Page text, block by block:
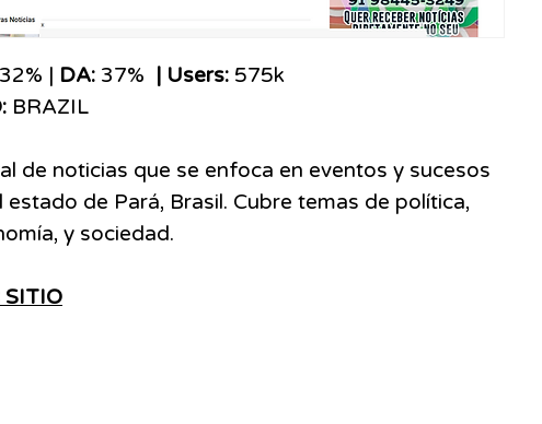
32% | DA: 37% | Users: 575k
BRAZIL
de noticias que se enfoca en eventos y sucesos
estado de Pará, Brasil. Cubre temas de política,
y sociedad.
SITIO